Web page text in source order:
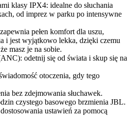
klasy IPX4: idealne do słuchania
od imprez w parku po intensywne
pełen komfort dla uszu,
i jest wyjątkowo lekka, dzięki czemu
masz je na sobie.
odetnij się od świata i skup się na
otoczenia, gdy tego
bez zdejmowania słuchawek.
czystego basowego brzmienia JBL.
ustawień za pomocą